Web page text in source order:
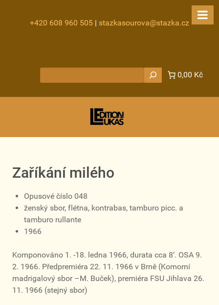
+420 608 960 505 | stazkasourova@stazka.cz
0,00 Kč
Zaříkání milého
Opusové číslo 048
ženský sbor, flétna, kontrabas, tamburo picc. a
tamburo rullante
1966
Komponováno 1. -18. ledna 1966, durata cca 8‘. OSA 9.
2. 1966. Předpremiéra 22. 11. 1966 v Brně (Komorní
madrigalový sbor –M. Buček), premiéra FSU Jihlava 26.
11. 1966 (stejný sbor)